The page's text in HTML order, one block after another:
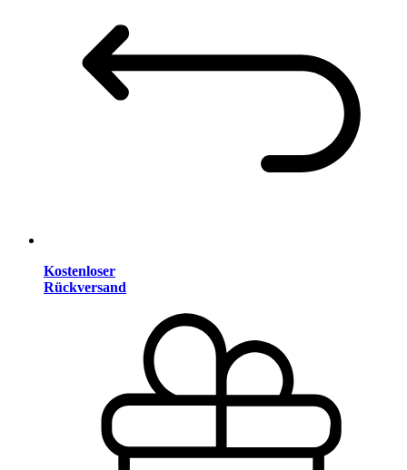
Kostenloser
Rückversand